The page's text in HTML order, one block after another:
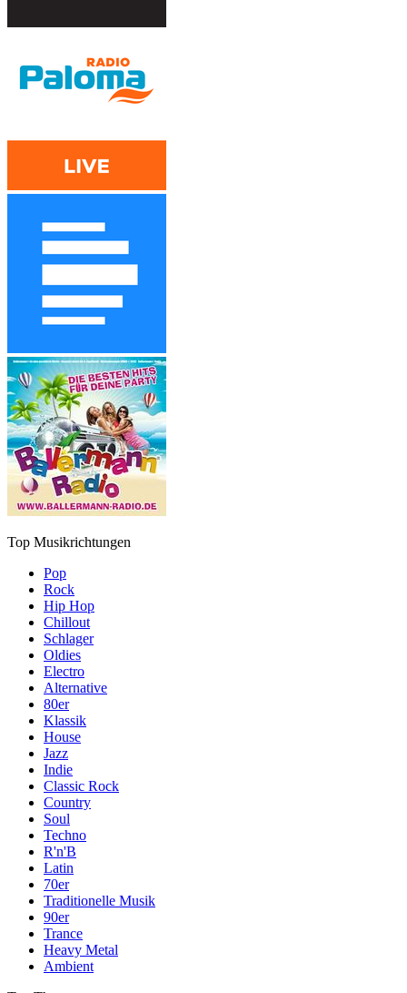
Top Musikrichtungen
Pop
Rock
Hip Hop
Chillout
Schlager
Oldies
Electro
Alternative
80er
Klassik
House
Jazz
Indie
Classic Rock
Country
Soul
Techno
R'n'B
Latin
70er
Traditionelle Musik
90er
Trance
Heavy Metal
Ambient